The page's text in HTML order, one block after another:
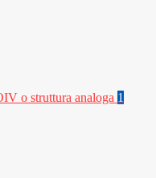
o struttura analoga 1